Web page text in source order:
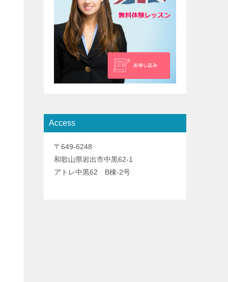
Access
〒649-6248
和歌山県岩出市中黒62-1
アトレ中黒62 B棟-2号